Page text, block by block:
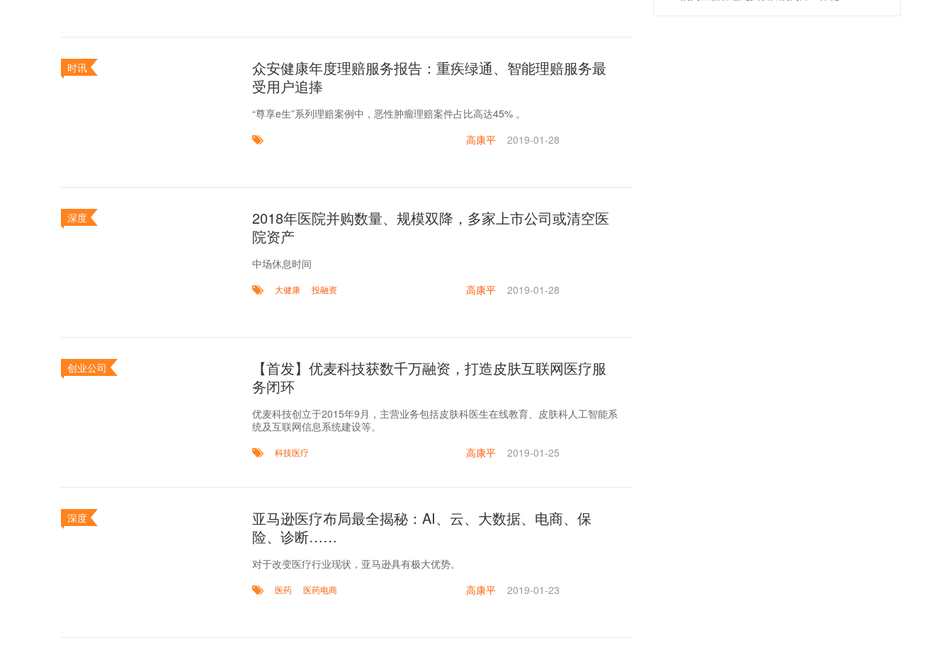
时讯
众安健康年度理赔服务报告：重疾绿通、智能理赔服务最
受用户追捧
“尊享e生”系列理赔案例中，恶性肿瘤理赔案件占比高达45% 。
高康平
2019-01-28
深度
2018年医院并购数量、规模双降，多家上市公司或清空医
院资产
中场休息时间
大健康 投融资 高康平 2019-01-28
创业公司
【首发】优麦科技获数千万融资，打造皮肤互联网医疗服
务闭环
优麦科技创立于2015年9月，主营业务包括皮肤科医生在线教育、皮肤科人工智能系
统及互联网信息系统建设等。
科技医疗 高康平 2019-01-25
深度
亚马逊医疗布局最全揭秘：AI、云、大数据、电商、保
险、诊断……
对于改变医疗行业现状，亚马逊具有极大优势。
医药 医药电商 高康平 2019-01-23